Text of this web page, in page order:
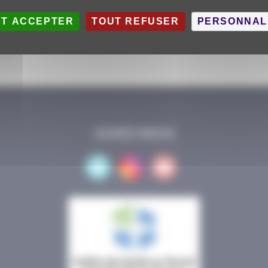
ACCEPTER TOUT REFUSER